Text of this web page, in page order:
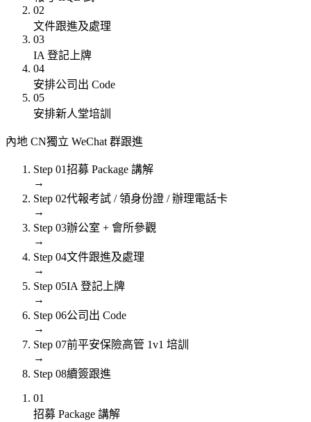
02
文件跟進及處理
03
IA 登記上牌
04
安排公司出 Code
05
安排新人堂培訓
內地 CN獨立 WeChat 群跟進
Step 01招募 Package 講解
→
Step 02代報考試 / 領身份證 / 辦理電話卡
→
Step 03辦公室 + 會所參觀
→
Step 04文件跟進及處理
→
Step 05IA 登記上牌
→
Step 06公司出 Code
→
Step 07前平安保險高管 1v1 培訓
→
Step 08續簽跟進
01
招募 Package 講解